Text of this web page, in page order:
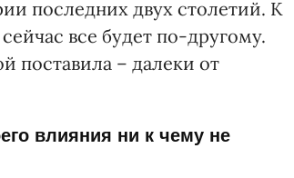
последних двух столетий. К
все будет по-другому.
поставила – далеки от
влияния ни к чему не